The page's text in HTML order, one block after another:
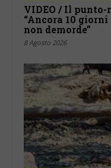
VIDEO / Il
“Ancora 10
non demorde”
8 Agosto 2026